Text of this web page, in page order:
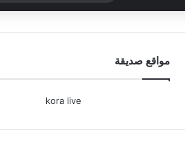
مواقع صديقة
kora live